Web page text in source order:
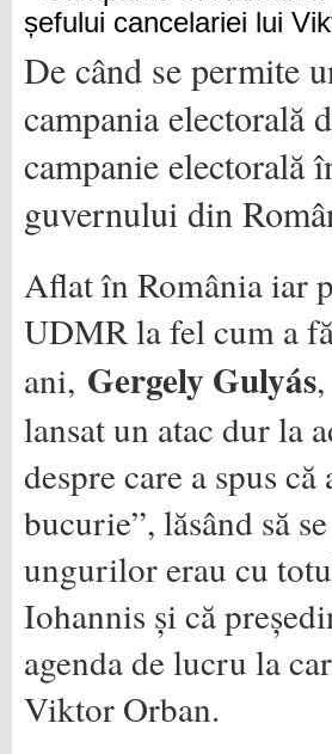
De când se permite
campania electorală
campanie electorală
guvernului din
Aflat în România iar
UDMR la fel cum a
ani, Gergely Gulyás
lansat un atac dur la
despre care a spus
bucurie”, lăsând să
ungurilor erau cu
Iohannis și că
agenda de lucru la
Viktor Orban.